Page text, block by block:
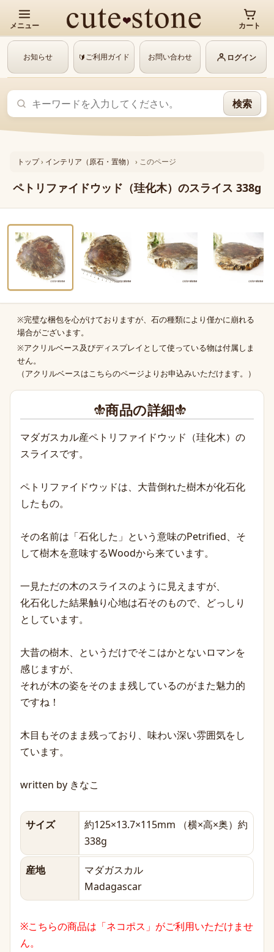
メニュー カート
お知らせ 🔰ご利用ガイド お問い合わせ ログイン
検索
トップ› インテリア（原石・置物） › このページ
ペトリファイドウッド（珪化木）のスライス 338g
‹ ›
商品の補足
※完璧な梱包を心がけておりますが、石の種類により僅かに崩れる
場合がございます。
※アクリルベース及びディスプレイとして使っている物は付属しま
せん。
（アクリルベースはこちらのページより お申込みいただけます。）
商品の詳細
マダガスカル産ペトリファイドウッド（珪化木）の
スライスです。
ペトリファイドウッドは、大昔倒れた樹木が化石化
したもの。
その名前は「石化した」という意味のPetrified、そ
して樹木を意味するWoodから来ています。
一見ただの木のスライスのように見えますが、
化石化した結果触り心地は石そのもので、どっしり
としています。
大昔の樹木、というだけでそこはかとないロマンを
感じますが、
それが木の姿をそのまま残しているのがまた魅力的
ですね！
木目もそのまま残っており、味わい深い雰囲気をし
ています。
written by きなこ
サイズ
約125×13.7×115mm （横×高×奥）約
338g
産地
マダガスカル
Madagascar
※こちらの商品は「ネコポス」がご利用いただけませ
ん。